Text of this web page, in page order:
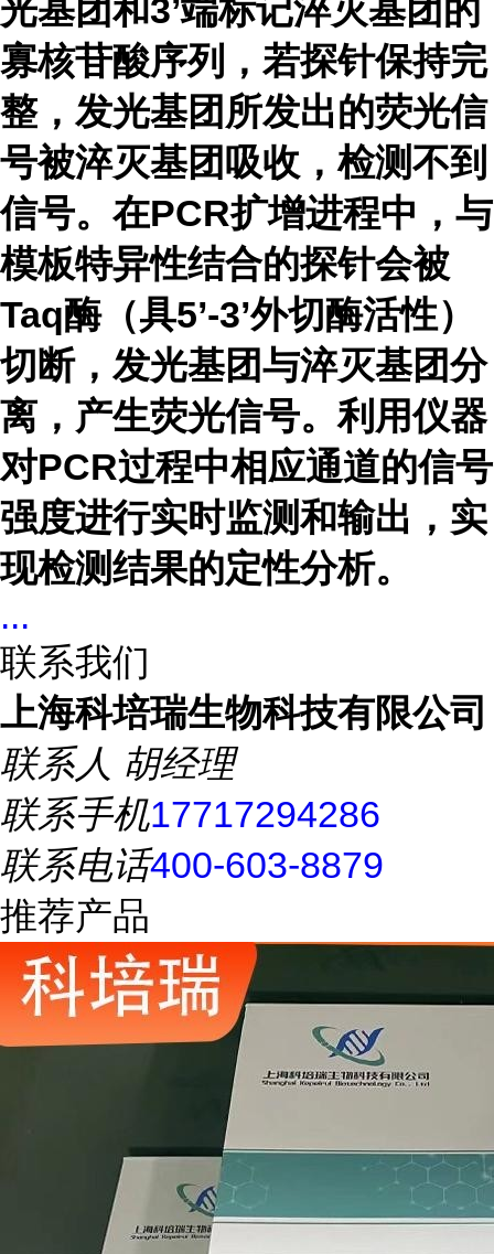
光基团和3’端标记淬灭基团的
寡核苷酸序列，若探针保持完
整，发光基团所发出的荧光信
号被淬灭基团吸收，检测不到
信号。在PCR扩增进程中，与
模板特异性结合的探针会被
Taq酶（具5’-3’外切酶活性）
切断，发光基团与淬灭基团分
离，产生荧光信号。利用仪器
对PCR过程中相应通道的信号
强度进行实时监测和输出，实
现检测结果的定性分析。
...
联系我们
上海科培瑞生物科技有限公司
联系人 胡经理
联系手机17717294286
联系电话400-603-8879
推荐产品